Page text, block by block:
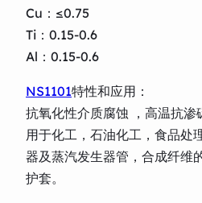
Cu：≤0.75
Ti：0.15-0.6
Al：0.15-0.6
NS1101特性和应用：
抗氧化性介质腐蚀 ，高温抗渗
用于化工，石油化工，食品处
器及蒸汽发生器管，合成纤维
护套。